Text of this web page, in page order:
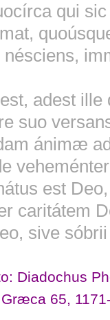
qui
adest
suo
ánimæ
est
caritátem
sive
Diadochus
65,